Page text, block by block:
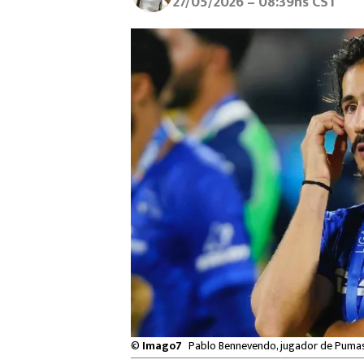
© Imago7 Pablo Bennevendo, jugador de